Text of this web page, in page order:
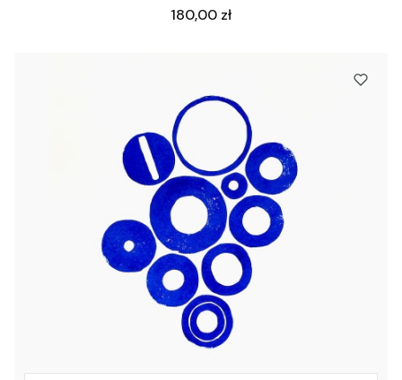
Cena
180,00 zł